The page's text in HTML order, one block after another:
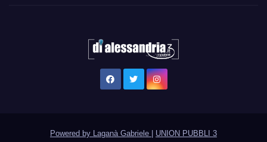
Powered by Laganà Gabriele | UNION PUBBLI 3